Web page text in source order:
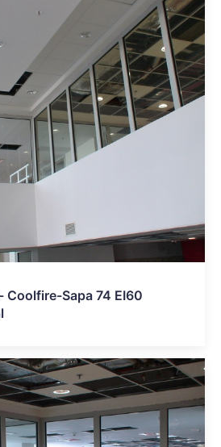
Coolfire-Sapa 74 EI60